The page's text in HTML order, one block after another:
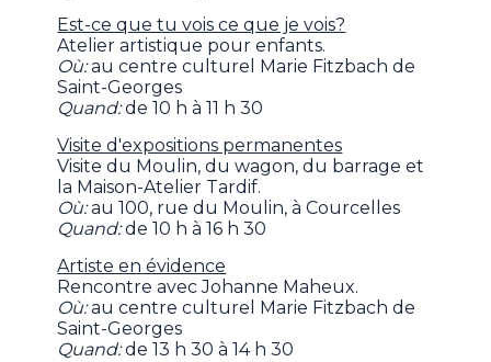
Est-ce que tu vois ce que je vois?
Atelier artistique pour enfants.
Où:au centre culturel Marie Fitzbach de
Saint-Georges
Quand:de 10 h à 11 h 30
Visite d'expositions permanentes
Visite du Moulin, du wagon, du barrage et
la Maison-Atelier Tardif.
Où:au 100, rue du Moulin, à Courcelles
Quand:de 10 h à 16 h 30
Artiste en évidence
Rencontre avec Johanne Maheux.
Où:au centre culturel Marie Fitzbach de
Saint-Georges
Quand:de 13 h 30 à 14 h 30